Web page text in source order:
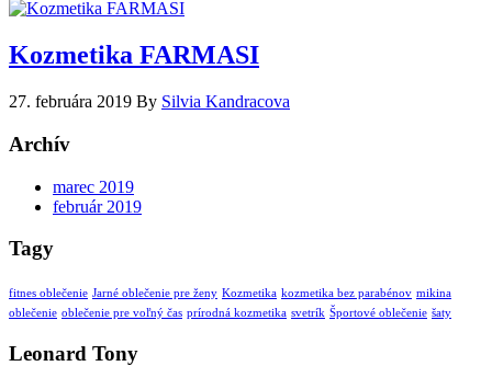
Kozmetika FARMASI
27. februára 2019 By Silvia Kandracova
Archív
marec 2019
február 2019
Tagy
fitnes oblečenie Jarné oblečenie pre ženy Kozmetika kozmetika bez parabénov mikina
oblečenie oblečenie pre voľný čas prírodná kozmetika svetrík Športové oblečenie šaty
Leonard Tony